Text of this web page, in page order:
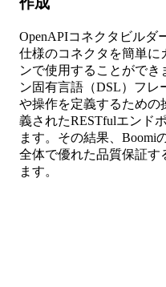
OpenAPIコネクタビルダ
仕様のコネクタを簡単に
ンで使用することができ
ン固有言語（DSL）フレ
や操作を定義するための
義されたRESTfulエンド
ます。その結果、Boomi
全体で優れた品質保証す
ます。